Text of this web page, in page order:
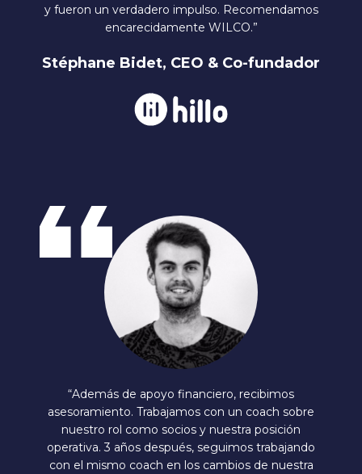
y fueron un verdadero impulso. Recomendamos
encarecidamente WILCO.”
Stéphane Bidet, CEO & Co-fundador
“Además de apoyo financiero, recibimos
asesoramiento. Trabajamos con un coach sobre
nuestro rol como socios y nuestra posición
operativa. 3 años después, seguimos trabajando
con el mismo coach en los cambios de nuestra